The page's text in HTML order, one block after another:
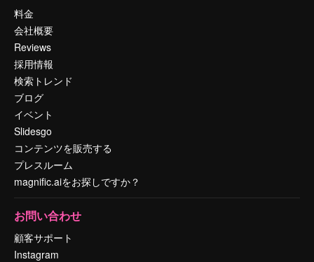
料金
会社概要
Reviews
採用情報
検索トレンド
ブログ
イベント
Slidesgo
コンテンツを販売する
プレスルーム
magnific.aiをお探しですか？
お問い合わせ
顧客サポート
Instagram